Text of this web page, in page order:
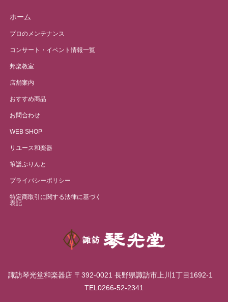
ホーム
プロのメンテナンス
コンサート・イベント情報一覧
邦楽教室
店舗案内
おすすめ商品
お問合わせ
WEB SHOP
リユース和楽器
箏譜ぷりんと
プライバシーポリシー
特定商取引に関する法律に基づく
表記
諏訪琴光堂和楽器店 〒392-0021 長野県諏訪市上川1丁目1692-1
TEL0266-52-2341